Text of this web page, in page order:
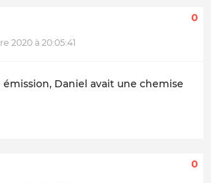
2020 à 20:05:41
0
Daniel avait une chemise
0